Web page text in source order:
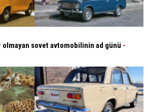
sovet avtomobilinin ad günü -